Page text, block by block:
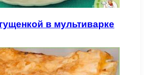
в мультиварке